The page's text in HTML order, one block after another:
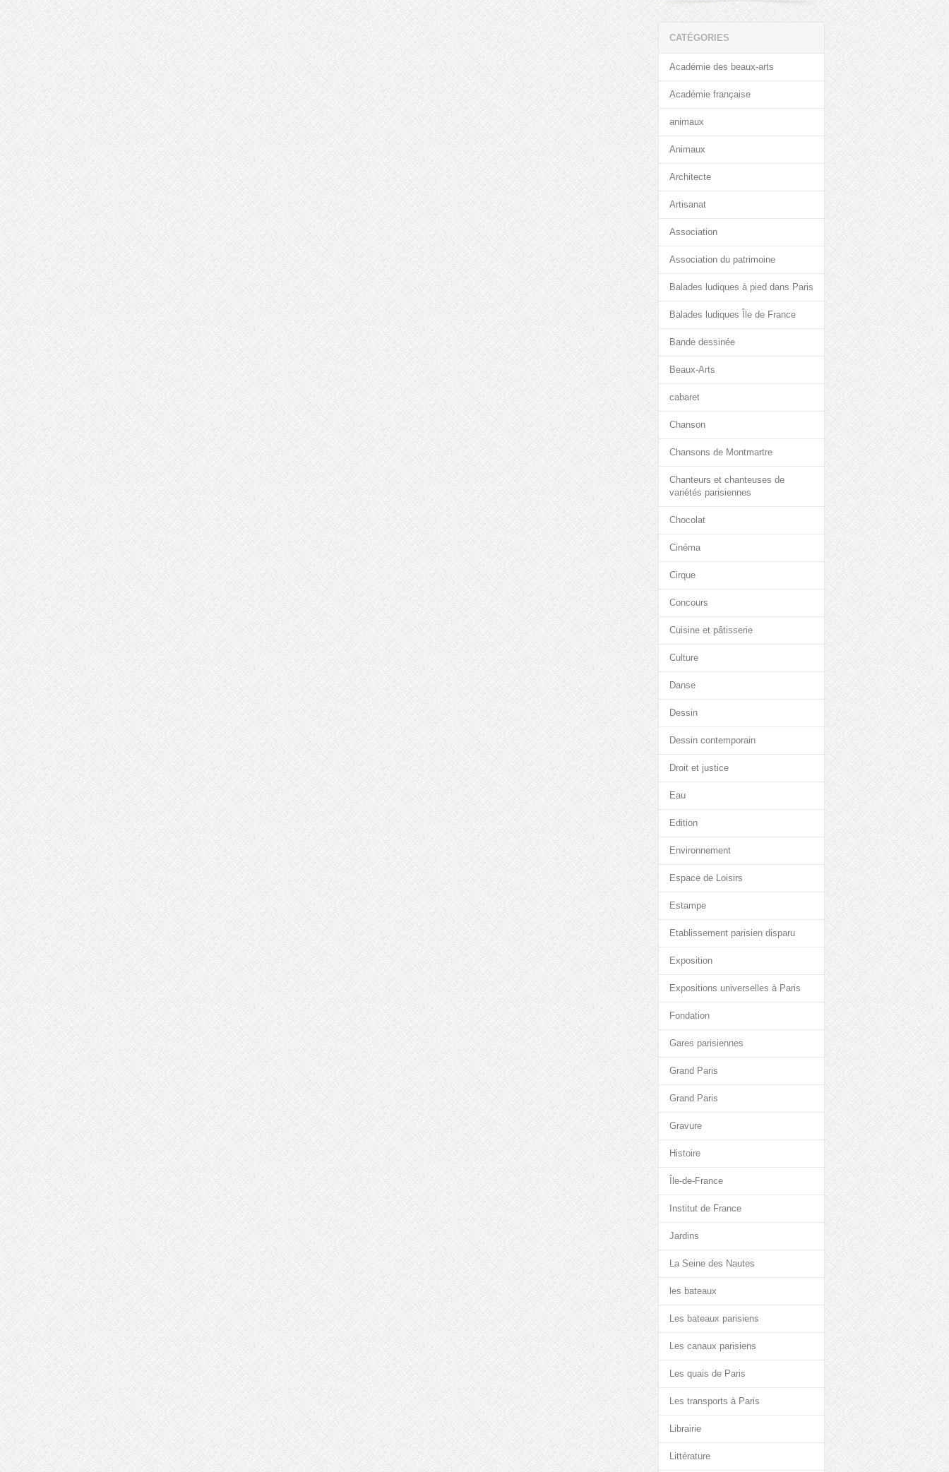
CATÉGORIES
Académie des beaux-arts
Académie française
animaux
Animaux
Architecte
Artisanat
Association
Association du patrimoine
Balades ludiques à pied dans Paris
Balades ludiques Île de France
Bande dessinée
Beaux-Arts
cabaret
Chanson
Chansons de Montmartre
Chanteurs et chanteuses de
variétés parisiennes
Chocolat
Cinéma
Cirque
Concours
Cuisine et pâtisserie
Culture
Danse
Dessin
Dessin contemporain
Droit et justice
Eau
Edition
Environnement
Espace de Loisirs
Estampe
Etablissement parisien disparu
Exposition
Expositions universelles à Paris
Fondation
Gares parisiennes
Grand Paris
Grand Paris
Gravure
Histoire
Île-de-France
Institut de France
Jardins
La Seine des Nautes
les bateaux
Les bateaux parisiens
Les canaux parisiens
Les quais de Paris
Les transports à Paris
Librairie
Littérature